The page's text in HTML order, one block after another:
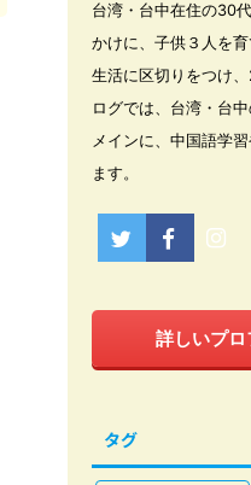
台湾・台中在住の30
かけに、子供３人を
生活に区切りをつけ
ログでは、台湾・台
メインに、中国語学
ます。
詳しいプ
タグ